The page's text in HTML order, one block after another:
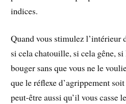
indices.
Quand vous stimulez l’intérieur
si cela chatouille, si cela gêne,
bouger sans que vous ne le
que le réflexe d’agrippement
peut-être aussi qu’il vous casse